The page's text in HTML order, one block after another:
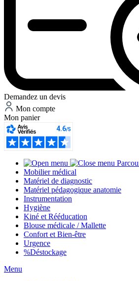
Demandez un devis
Mon compte
Mon panier
Mobilier médical
Matériel de diagnostic
Matériel pédagogique anatomie
Instrumentation
Hygiène
Kiné et Rééducation
Blouse médicale / Mallette
Confort et Bien-être
Urgence
%Déstockage
Menu